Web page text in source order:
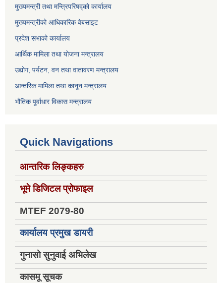
मुख्यमन्त्री तथा मन्त्रिपरिषद्को कार्यालय
मुख्यमन्त्रीको आधिकारिक वेबसाइट
प्रदेश सभाको कार्यालय
आर्थिक मामिला तथा योजना मन्त्रालय
उद्योग, पर्यटन, वन तथा वातावरण मन्त्रालय
आन्तरिक मामिला तथा कानून मन्त्रालय
भौतिक पूर्वाधार विकास मन्त्रालय
Quick Navigations
आन्तरिक लिङ्कहरु
भूमे डिजिटल प्रोफाइल
MTEF 2079-80
कार्यालय प्रमुख डायरी
गुनासो सुनुवाई अभिलेख
कासमू सूचक